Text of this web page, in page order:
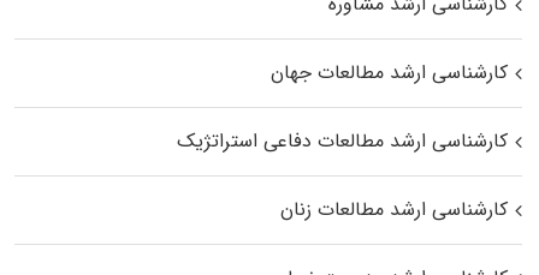
کارشناسی ارشد مطالعات جهان
کارشناسی ارشد مطالعات دفاعی استراتژیک
کارشناسی ارشد مطالعات زنان